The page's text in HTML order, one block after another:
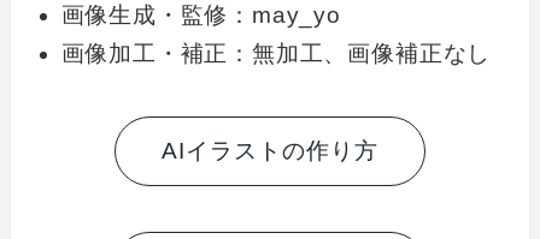
画像生成・監修：may_yo
画像加工・補正：無加工、画像補正なし
AIイラストの作り方